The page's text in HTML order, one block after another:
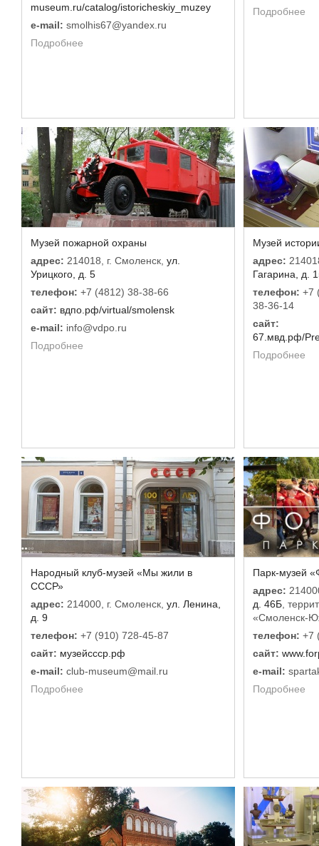
museum.ru/catalog/istoricheskiy_muzey
e-mail: smolhis67@yandex.ru
Подробнее
Подробнее
Музей пожарной охраны
адрес: 214018, г. Смоленск, ул.
Урицкого, д. 5
телефон: +7 (4812) 38-38-66
сайт: вдпо.рф/virtual/smolensk
e-mail: info@vdpo.ru
Подробнее
Музей
адрес:
Гагарина, д.
телефон: +7
38-36-14
сайт:
67.мвд.рф/
Подробнее
Народный клуб-музей «Мы жили в
СССР»
адрес: 214000, г. Смоленск, ул. Ленина,
д. 9
телефон: +7 (910) 728-45-87
сайт: музейссср.рф
e-mail: club-museum@mail.ru
Подробнее
Парк-музей
адрес:
д. 46Б ,
«Смоленск-
телефон: +7
сайт:
e-mail:
Подробнее